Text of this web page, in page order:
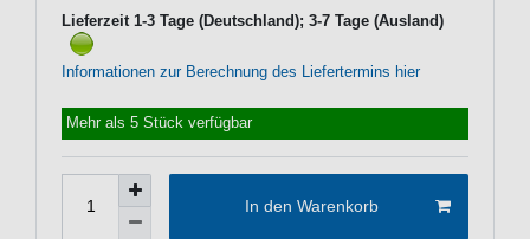
Lieferzeit 1-3 Tage (Deutschland); 3-7 Tage (Ausland)
Informationen zur Berechnung des Liefertermins hier
Mehr als 5 Stück verfügbar
In den Warenkorb